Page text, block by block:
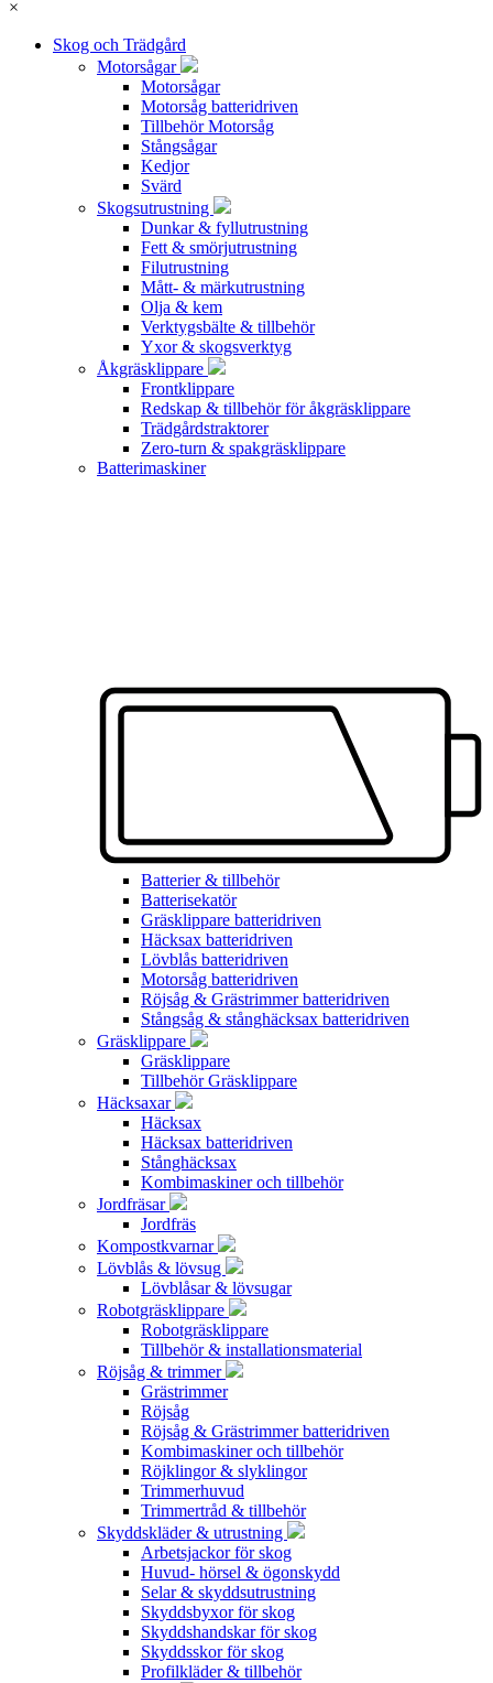
×
Skog och Trädgård
Motorsågar
Motorsågar
Motorsåg batteridriven
Tillbehör Motorsåg
Stångsågar
Kedjor
Svärd
Skogsutrustning
Dunkar & fyllutrustning
Fett & smörjutrustning
Filutrustning
Mått- & märkutrustning
Olja & kem
Verktygsbälte & tillbehör
Yxor & skogsverktyg
Åkgräsklippare
Frontklippare
Redskap & tillbehör för åkgräsklippare
Trädgårdstraktorer
Zero-turn & spakgräsklippare
Batterimaskiner
Batterier & tillbehör
Batterisekatör
Gräsklippare batteridriven
Häcksax batteridriven
Lövblås batteridriven
Motorsåg batteridriven
Röjsåg & Grästrimmer batteridriven
Stångsåg & stånghäcksax batteridriven
Gräsklippare
Gräsklippare
Tillbehör Gräsklippare
Häcksaxar
Häcksax
Häcksax batteridriven
Stånghäcksax
Kombimaskiner och tillbehör
Jordfräsar
Jordfräs
Kompostkvarnar
Lövblås & lövsug
Lövblåsar & lövsugar
Robotgräsklippare
Robotgräsklippare
Tillbehör & installationsmaterial
Röjsåg & trimmer
Grästrimmer
Röjsåg
Röjsåg & Grästrimmer batteridriven
Kombimaskiner och tillbehör
Röjklingor & slyklingor
Trimmerhuvud
Trimmertråd & tillbehör
Skyddskläder & utrustning
Arbetsjackor för skog
Huvud- hörsel & ögonskydd
Selar & skyddsutrustning
Skyddsbyxor för skog
Skyddshandskar för skog
Skyddsskor för skog
Profilkläder & tillbehör